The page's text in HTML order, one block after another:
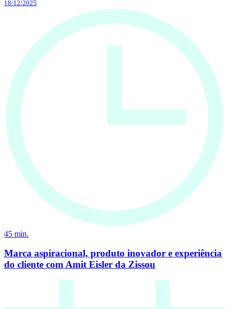
18/12/2025
45 min.
Marca aspiracional, produto inovador e experiência
do cliente com Amit Eisler da Zissou